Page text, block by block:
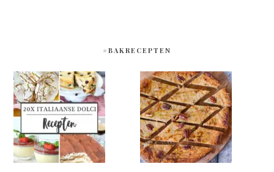
#BAKRECEPTEN